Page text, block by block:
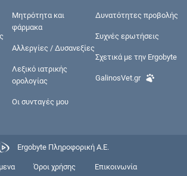
Μητρότητα και
φάρμακα
Αλλεργίες / Δυσανεξίες
Λεξικό ιατρικής
ορολογίας
Οι συνταγές μου
Δυνατότητες προβολής
Συχνές ερωτήσεις
Σχετικά με την Ergobyte
GalinosVet.gr
Ergobyte Πληροφορική Α.Ε.
Όροι χρήσης Επικοινωνία